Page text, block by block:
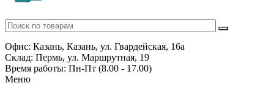
Офис: Казань, Казань, ул. Гвардейская, 16а
Склад: Пермь, ул. Маршрутная, 19
Время работы: Пн-Пт (8.00 - 17.00)
Меню